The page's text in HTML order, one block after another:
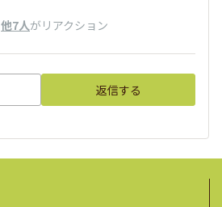
他7人がリアクション
返信する